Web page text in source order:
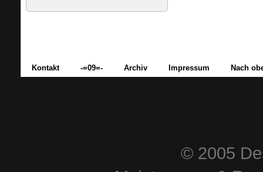
Kontakt -=09=- Archiv Impressum Nach
© 2005